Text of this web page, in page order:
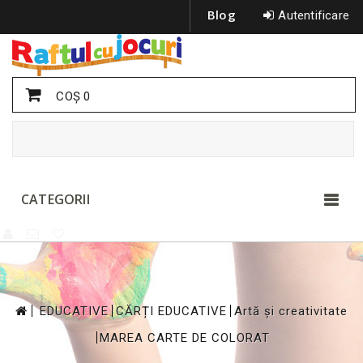
Autentificare
Blog
COŞ0
CATEGORII
>
EDUCATIVE
>
CĂRȚI EDUCATIVE Artă și creativitate
>
MAREA CARTE DE COLORAT